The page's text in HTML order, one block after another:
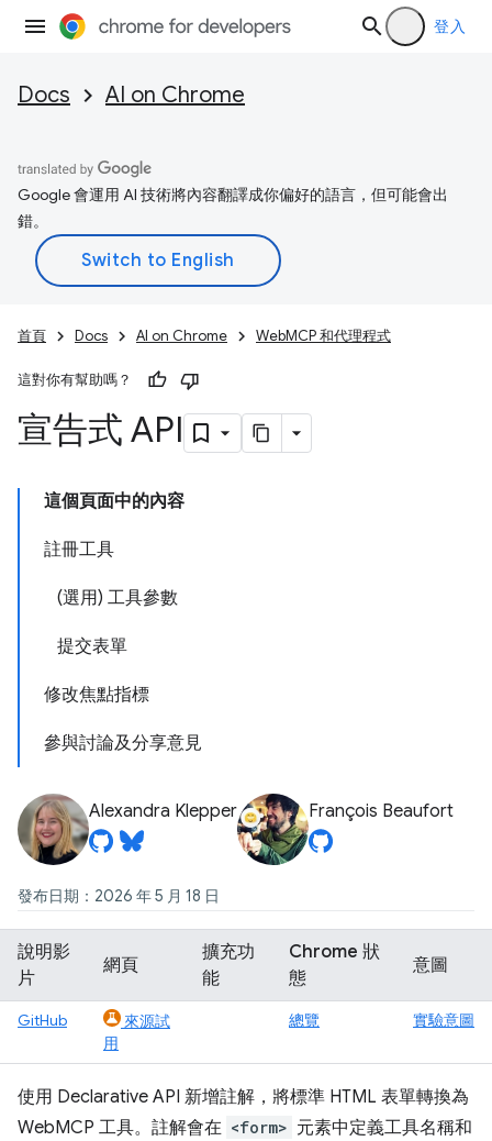
登入
Docs AI on Chrome
Google 會運用 AI 技術將內容翻譯成你偏好的語言，但可能會出
錯。
首頁 Docs AI on Chrome WebMCP 和代理程式
這對你有幫助嗎？
宣告式 API
這個頁面中的內容
註冊工具
(選用) 工具參數
提交表單
修改焦點指標
參與討論及分享意見
Alexandra Klepper François Beaufort
發布日期：2026 年 5 月 18 日
說明影
片
網頁
擴充功
能
Chrome 狀
態
意圖
GitHub
來源試
用
總覽 實驗意圖
使用 Declarative API 新增註解，將標準 HTML 表單轉換為
WebMCP 工具。註解會在 <form> 元素中定義工具名稱和